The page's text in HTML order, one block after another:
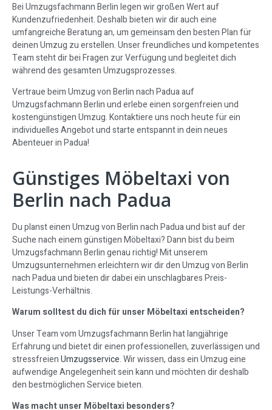
Bei Umzugsfachmann Berlin legen wir großen Wert auf
Kundenzufriedenheit. Deshalb bieten wir dir auch eine
umfangreiche Beratung an, um gemeinsam den besten Plan für
deinen Umzug zu erstellen. Unser freundliches und kompetentes
Team steht dir bei Fragen zur Verfügung und begleitet dich
während des gesamten Umzugsprozesses.
Vertraue beim Umzug von Berlin nach Padua auf
Umzugsfachmann Berlin und erlebe einen sorgenfreien und
kostengünstigen Umzug. Kontaktiere uns noch heute für ein
individuelles Angebot und starte entspannt in dein neues
Abenteuer in Padua!
Günstiges Möbeltaxi von
Berlin nach Padua
Du planst einen Umzug von Berlin nach Padua und bist auf der
Suche nach einem günstigen Möbeltaxi? Dann bist du beim
Umzugsfachmann Berlin genau richtig! Mit unserem
Umzugsunternehmen erleichtern wir dir den Umzug von Berlin
nach Padua und bieten dir dabei ein unschlagbares Preis-
Leistungs-Verhältnis.
Warum solltest du dich für unser Möbeltaxi entscheiden?
Unser Team vom Umzugsfachmann Berlin hat langjährige
Erfahrung und bietet dir einen professionellen, zuverlässigen und
stressfreienUmzugsservice. Wir wissen, dass ein Umzug eine
aufwendige Angelegenheit sein kann und möchten dir deshalb
den bestmöglichen Service bieten.
Was macht unser Möbeltaxi besonders?